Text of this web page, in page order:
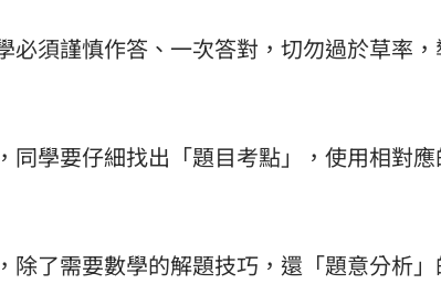
必須謹慎作答、一次答對，切勿過於草率
同學要仔細找出「題目考點」，使用相對
除了需要數學的解題技巧，還「題意分析